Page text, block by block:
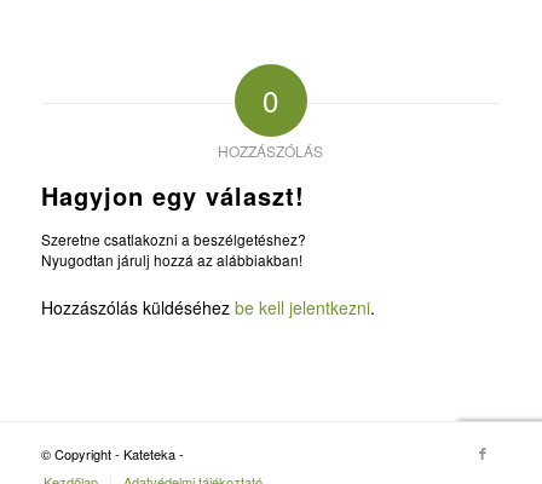
0
HOZZÁSZÓLÁS
Hagyjon egy választ!
Szeretne csatlakozni a beszélgetéshez?
Nyugodtan járulj hozzá az alábbiakban!
Hozzászólás küldéséhez be kell jelentkezni.
© Copyright - Kateteka -